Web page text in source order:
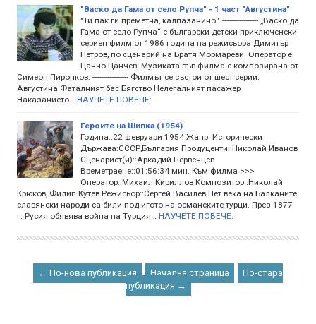
"Васко да Гама от село Рупча" - 1 част "Августина"
"Ти пак ги преметна, калпазанино." ----------------- „Васко да
Гама от село Рупча“ е български детски приключенски
сериен филм от 1986 година на режисьора Димитър
Петров, по сценарий на Братя Мормареви. Оператор е
Цанчо Цанчев. Музиката във филма е композирана от
Симеон Пиронков. ----------------- Филмът се състои от шест серии:
Августина Фаталният бас Бягство Нелегалният пасажер
Наказанието…
НАУЧЕТЕ ПОВЕЧЕ:
Героите на Шипка (1954)
Година::22 февруари 1954 Жанр: Исторически
Държава:СССР,България Продуценти::Николай Иванов
Сценарист(и)::Аркадий Первенцев
Времетраене::01:56:34 мин. Към филма >>>
Оператор::Михаил Кириллов Композитор::Николай
Крюков, Филип Кутев Режисьор::Сергей Василев Пет века на Балканите
славянски народи са били под игото на османските турци. През 1877
г. Русия обявява война на Турция…
НАУЧЕТЕ ПОВЕЧЕ:
← По-нова публикация Начална страница
По-стара
публикация →